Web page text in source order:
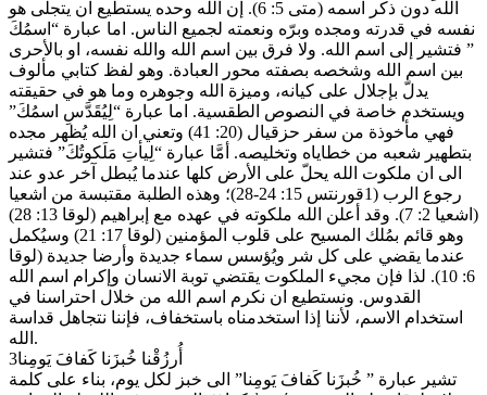
الله دون ذكر اسمه (متى 5: 6). إن الله وحده يستطيع ان يتجلى هو
نفسه في قدرته ومجده وبرّه ونعمته لجميع الناس. اما عبارة “اسمُكَ
” فتشير إلى اسم الله. ولا فرق بين اسم الله والله نفسه، او بالأحرى
بين اسم الله وشخصه بصفته محور العبادة. وهو لفظ كتابي مألوف
يدلّ بإجلال على كيانه، وميزة الله وجوهره وما هو في حقيقته
ويستخدم خاصة في النصوص الطقسية. اما عبارة “لِيُقَدَّسِ اسمُكَ”
فهي مأخوذة من سفر حزقيال (20: 41) وتعني ان الله يُظهر مجده
بتطهير شعبه من خطاياه وتخليصه. أمَّا عبارة “لِيأتِ مَلَكوتُكَ” فتشير
الى ان ملكوت الله يحلّ على الأرض كلها عندما يُبطل آخر عدو عند
رجوع الرب (1قورنتس 15: 24-28)؛ وهذه الطلبة مقتبسة من اشعيا
(اشعيا 2: 7). وقد أعلن الله ملكوته في عهده مع إبراهيم (لوقا 13: 28)
وهو قائم بمُلك المسيح على قلوب المؤمنين (لوقا 17: 21) وسيُكمل
عندما يقضي على كل شر ويُؤسس سماء جديدة وأرضا جديدة (لوقا
6: 10). لذا فإن مجيء الملكوت يقتضي توبة الانسان وإكرام اسم الله
القدوس. ونستطيع ان نكرم اسم الله من خلال احتراسنا في
استخدام الاسم، لأننا إذا استخدمناه باستخفاف، فإننا نتجاهل قداسة
الله.
3أُرزُقْنا خُبزَنا كَفافَ يَومِنا
تشير عبارة ” خُبزَنا كَفافَ يَومِنا” الى خبز لكل يوم، بناء على كلمة